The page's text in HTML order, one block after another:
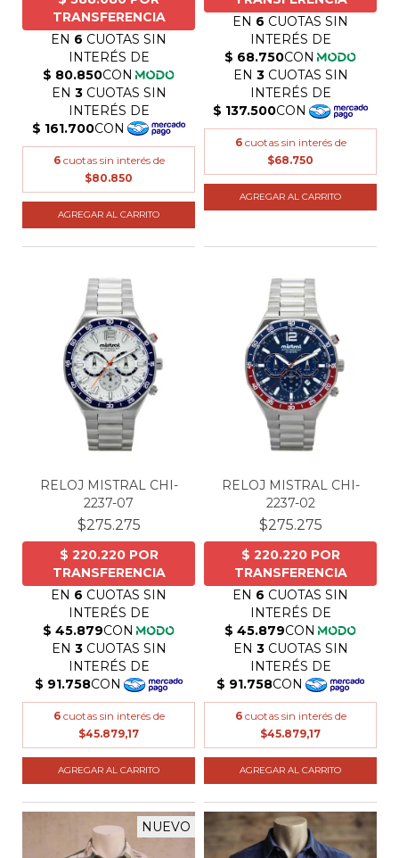
6 cuotas sin interés de
$80.850
6 cuotas sin interés de
$68.750
RELOJ MISTRAL CHI-
2237-07
$275.275
6 cuotas sin interés de
$45.879,17
RELOJ MISTRAL CHI-
2237-02
$275.275
6 cuotas sin interés de
$45.879,17
NUEVO